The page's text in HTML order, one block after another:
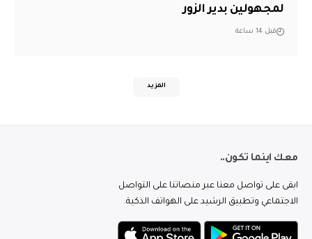
لمجهولين بدير الزور
قبل 14 ساعة
المزيد
معك اينما تكون..
ابقى على تواصل معنا عبر منصاتنا على التواصل
الاجتماعي وتطبيق الرشيد على الهواتف الذكية.